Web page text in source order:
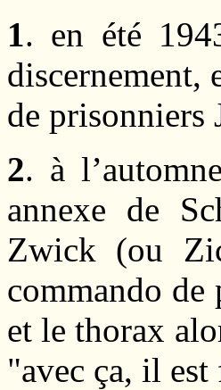
1. en été
discernement,
de prisonniers
2. à
annexe de
Zwick (ou
commando de
et le thorax
"avec ça, il